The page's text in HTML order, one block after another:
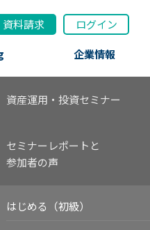
企業情報
資料請求 ログイン
資産運用・投資セミナー
セミナーレポートと
参加者の声
はじめる（初級）